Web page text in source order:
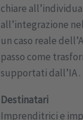
chiare
all’integrazione
un caso reale
passo come
supportati dall’IA .
Destinatari
Imprenditrici e